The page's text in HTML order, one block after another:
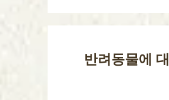
반려동물에